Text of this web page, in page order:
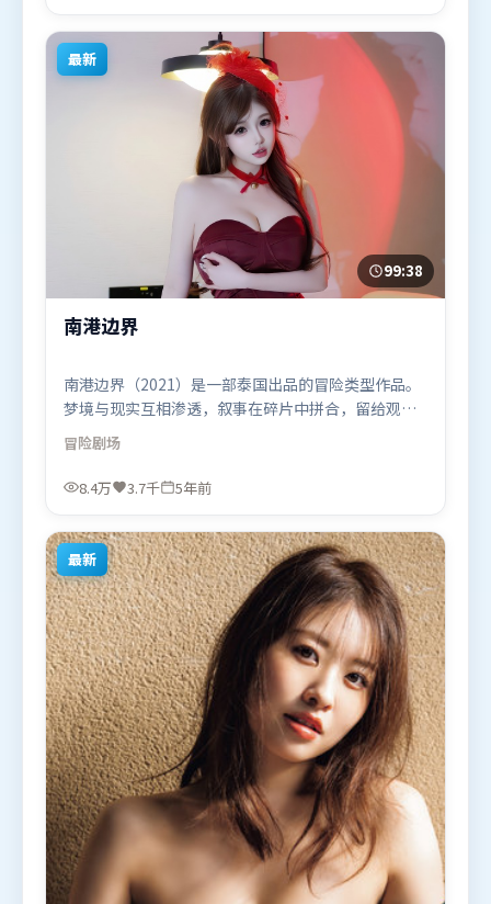
线，适合喜欢战争题材的观众观看。
最新
99:38
南港边界
南港边界（2021）是一部泰国出品的冒险类型作品。
梦境与现实互相渗透，叙事在碎片中拼合，留给观众
回味空间。高潮段落信息密度高，情绪释放与主题回
扣同时完成。由薛晓路执导，李政宰、全智贤、胡
歌，弗洛伦丝·皮尤、托尼·贾、梁朝伟等联袂出
线，适合喜欢冒险题材的观众观看。
冒险剧场
8.4万 3.7千 5年前
最新